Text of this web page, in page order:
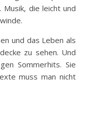
Musik, die leicht und
und das Leben als
zu sehen. Und
Sommerhits. Sie
muss man nicht